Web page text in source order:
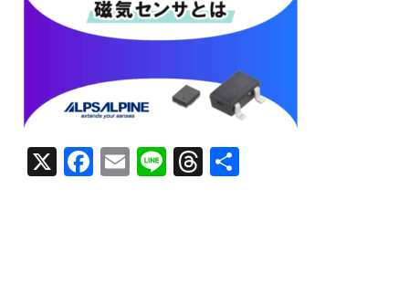
X F
a
E
m
Li
n
T
h